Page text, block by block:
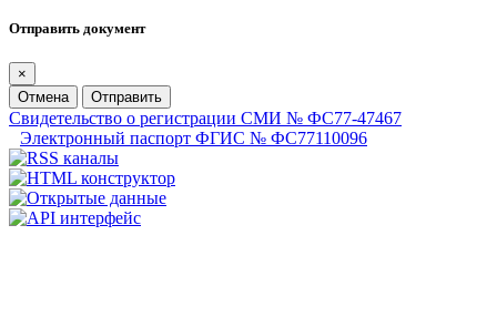
Отправить документ
×
Отмена
Отправить
Свидетельство о регистрации СМИ № ФС77-47467
Электронный паспорт ФГИС № ФС77110096